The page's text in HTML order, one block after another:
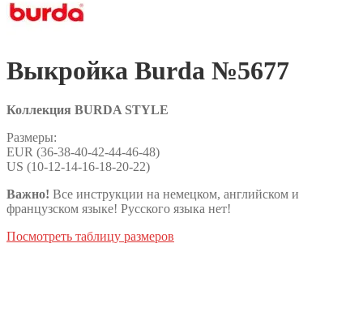
Выкройка Burda №5677
Коллекция BURDA STYLE
Размеры:
EUR (36-38-40-42-44-46-48)
US (10-12-14-16-18-20-22)
Важно! Все инструкции на немецком, английском и
французском языке! Русского языка нет!
Посмотреть таблицу размеров